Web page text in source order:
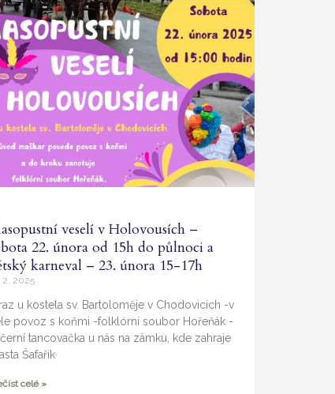
veselí v Holovousích –
22. února od 15h do půlnoci a
karneval – 23. února 15-17h
2. 2025
u kostela sv. Bartoloměje v Chodovicích -v
povoz s koňmi -folklórní soubor Hořeňák -
tancovačka u nás na zámku, kde zahraje
Šafařík
celé »